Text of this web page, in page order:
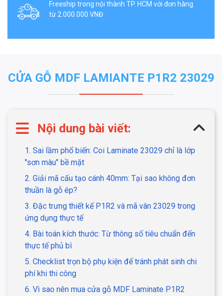
Freeship trong nội thành TP. HCM với đơn hàng
từ 2.000.000 VNĐ
CỬA GỖ MDF LAMIANTE P1R2 23029
Nội dung bài viết:
1. Sai lầm phổ biến: Coi Laminate 23029 chỉ là lớp
"sơn màu" bề mặt
2. Giải mã cấu tạo cánh 40mm: Tại sao không đơn
thuần là gỗ ép?
3. Đặc trưng thiết kế P1R2 và mã vân 23029 trong
ứng dụng thực tế
4. Bài toán kích thước: Từ thông số tiêu chuẩn đến
thực tế phủ bì
5. Checklist trọn bộ phụ kiện để tránh phát sinh chi
phí khi thi công
6. Vì sao nên mua cửa gỗ MDF Laminate P1R2